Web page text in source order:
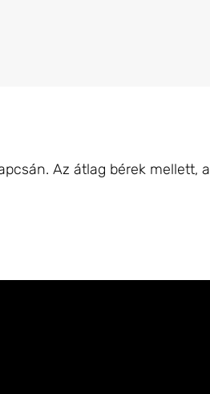
Az átlag bérek mellett, a